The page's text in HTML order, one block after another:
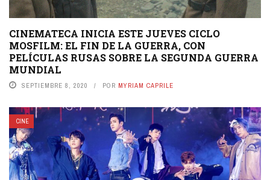
CINEMATECA INICIA ESTE JUEVES CICLO
MOSFILM: EL FIN DE LA GUERRA, CON
PELÍCULAS RUSAS SOBRE LA SEGUNDA GUERRA
MUNDIAL
SEPTIEMBRE 8, 2020 POR MYRIAM CAPRILE
CINE